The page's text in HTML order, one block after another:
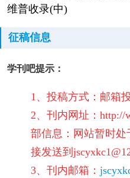
维普收录(中)
征稿信息
学刊吧提示：
1、投稿方式：邮箱投
2、刊内网址：http://
部信息：网站暂时
接发送到
3、刊内邮箱：